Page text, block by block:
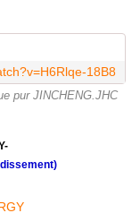
18B8
pur JINCHENG.JHC